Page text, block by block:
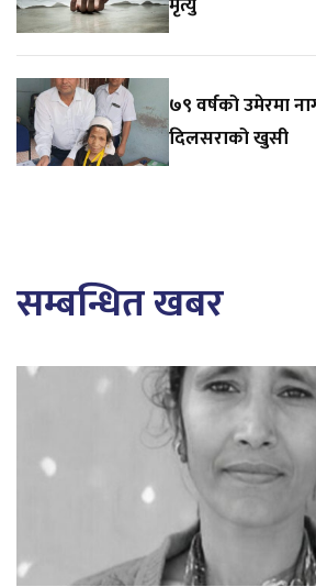
७९ वर्षको उमेरमा
दिलसराको खुसी
सम्बन्धित खबर